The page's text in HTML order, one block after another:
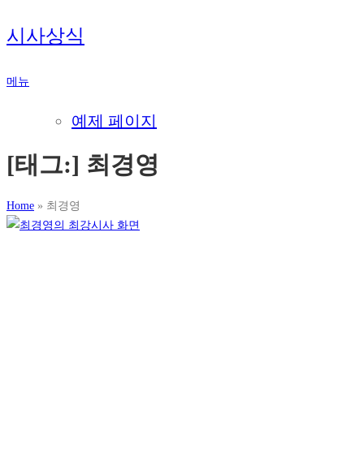
내
용
로
시사상식
메뉴
예제 페이지
[태그:] 최경영
Home » 최경영